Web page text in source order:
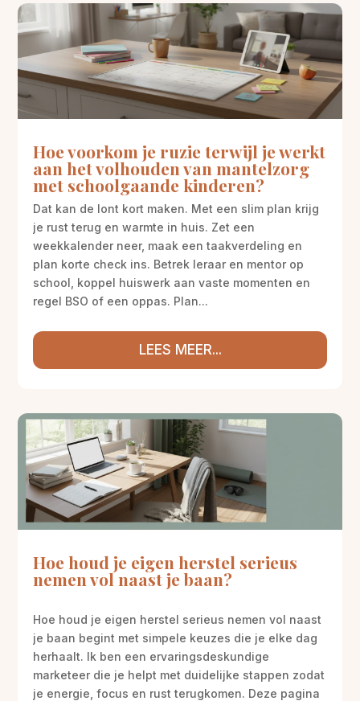
Hoe voorkom je ruzie terwijl je werkt
aan het volhouden van mantelzorg
met schoolgaande kinderen?
Dat kan de lont kort maken. Met een slim plan krijg
je rust terug en warmte in huis. Zet een
weekkalender neer, maak een taakverdeling en
plan korte check ins. Betrek leraar en mentor op
school, koppel huiswerk aan vaste momenten en
regel BSO of een oppas. Plan...
LEES MEER...
Hoe houd je eigen herstel serieus
nemen vol naast je baan?
Hoe houd je eigen herstel serieus nemen vol naast
je baan begint met simpele keuzes die je elke dag
herhaalt. Ik ben een ervaringsdeskundige
marketeer die je helpt met duidelijke stappen zodat
je energie, focus en rust terugkomen. Deze pagina